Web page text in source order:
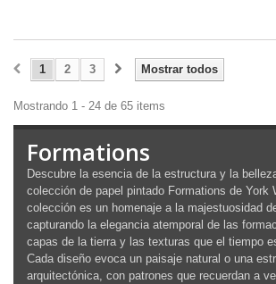
Mostrar todos
1 2 3
Mostrando 1 - 24 de 65 items
Formations
Descubre la esencia de la estructura y la
colección de papel pintado Formations de York
colección es un homenaje a la majestuosidad
capturando la elegancia atemporal de las
capas de la tierra y las texturas que el tiempo
Cada diseño evoca un paisaje natural o una
arquitectónica, con patrones que recuerdan a